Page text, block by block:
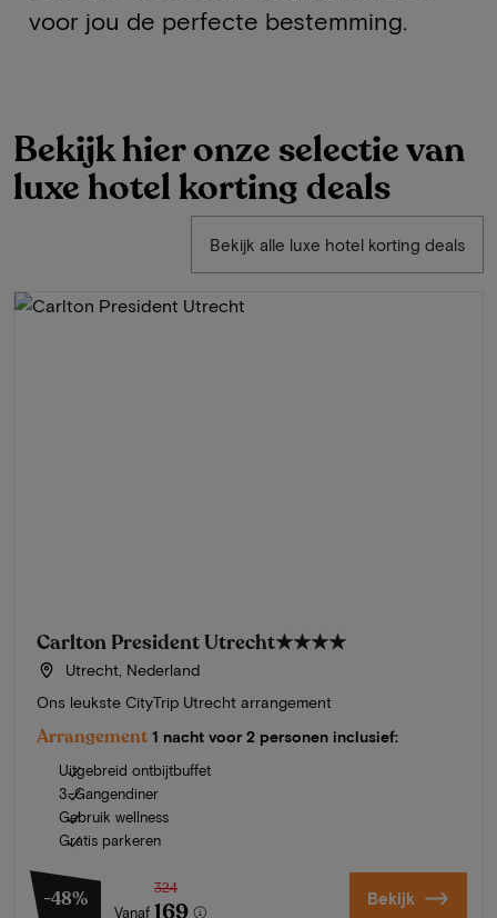
voor jou de perfecte bestemming.
Bekijk hier onze selectie van
luxe hotel korting deals
Bekijk alle luxe hotel korting deals
Carlton President Utrecht★★★★
Utrecht, Nederland
Ons leukste CityTrip Utrecht arrangement
Arrangement 1 nacht voor 2 personen inclusief:
Uitgebreid ontbijtbuffet
3-Gangendiner
Gebruik wellness
Gratis parkeren
-48%
Vanaf
324 Bekijk